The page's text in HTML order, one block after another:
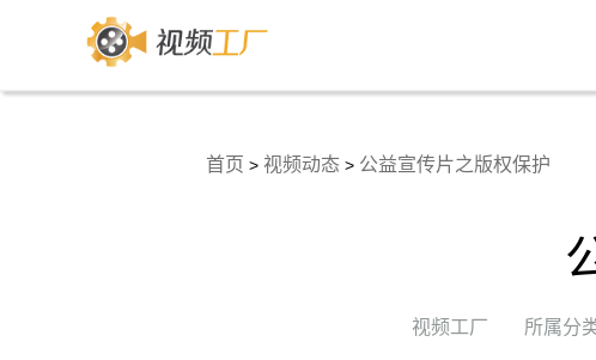
首页 > 视频动态 > 公益宣传片之版权保护
视频工厂 所属分